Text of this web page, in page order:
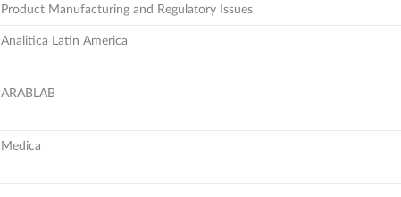
Product Manufacturing and Regulatory Issues
Analitica Latin America
ARABLAB
Medica